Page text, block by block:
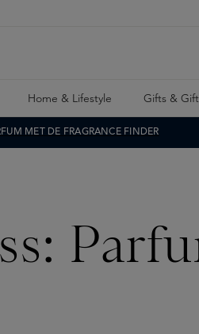
Home & Lifestyle Gifts &
MET DE FRAGRANCE FINDER